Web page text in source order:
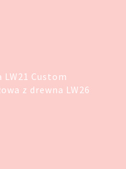
Custom
z drewna LW26